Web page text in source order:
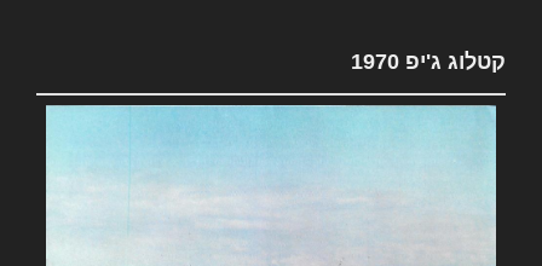
קטלוג ג'יפ 1970